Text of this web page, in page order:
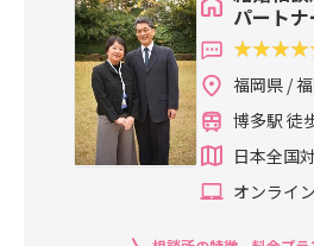
除・ガーデ
子作り・
るでしょう
ことをた
活に中で
って多趣
ことではな
ことで、自
ずきは神経
ずきはゆっ
s://
所はあなた
す❣
ことがたく
になるよ
と言いたい
しかし、
ではあり
たいと思
幸せのため
親でも応援
多いようで
スポンスは
いかがで
やりとり
てのほか
INEを開か
即返事。こ
す。LINEは
何も、賞を
仕事をやっ
んが、
会員様と
でサポー
とが認め
した。この
も、日頃か
援してく
パートナ
福岡県 /
博多駅 徒
日本全国
オンライ